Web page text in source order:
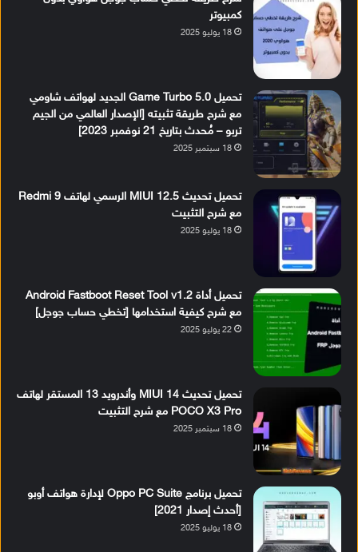
كمبيوتر
18 يوليو 2025
تحميل Game Turbo 5.0 الجديد لهواتف شاومي
مع شرح طريقة تثبيته [الإصدار العالمي من الجيم
تربو – مُحدث بتاريخ 21 نوفمبر 2023]
18 سبتمبر 2025
تحميل تحديث MIUI 12.5 الرسمي لهاتف Redmi 9
مع شرح التثبيت
18 يوليو 2025
تحميل أداة Android Fastboot Reset Tool v1.2
مع شرح كيفية استخدامها [تخطي حساب جوجل]
22 يوليو 2025
تحميل تحديث MIUI 14 وأندرويد 13 المستقر لهاتف
POCO X3 Pro مع شرح التثبيت
18 سبتمبر 2025
تحميل برنامج Oppo PC Suite لإدارة هواتف أوبو
[أحدث إصدار 2021]
18 يوليو 2025